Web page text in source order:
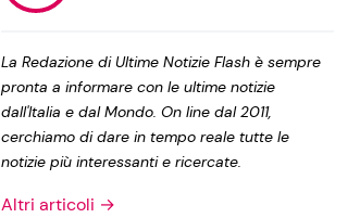
Privacy Policy
La Redazione di Ultime Notizie Flash è sempre
pronta a informare con le ultime notizie
dall'Italia e dal Mondo. On line dal 2011,
cerchiamo di dare in tempo reale tutte le
notizie più interessanti e ricercate.
Altri articoli →